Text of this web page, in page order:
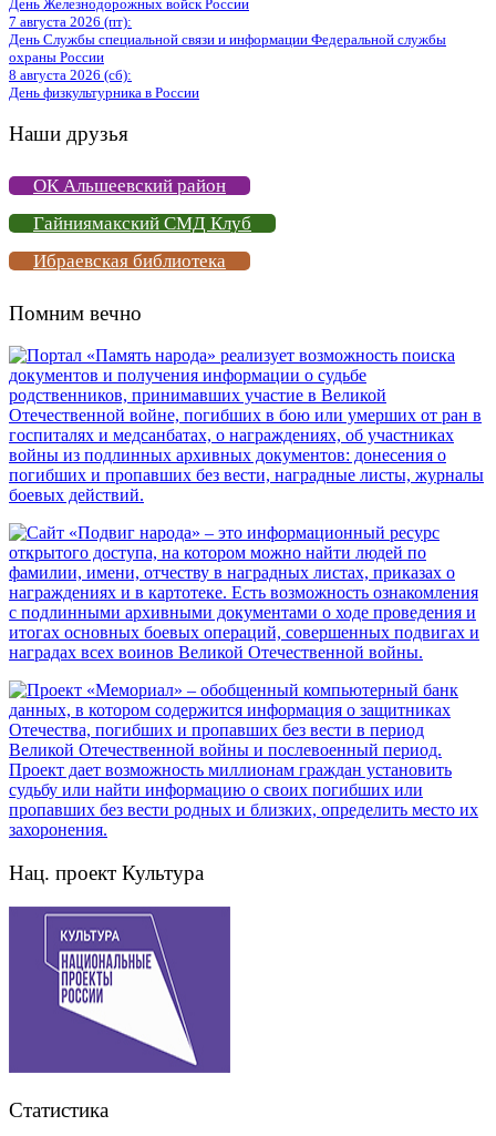
День Железнодорожных войск России
7 августа 2026 (пт):
День Службы специальной связи и информации Федеральной службы
охраны России
8 августа 2026 (сб):
День физкультурника в России
Наши друзья
ОК Альшеевский район
Гайниямакский СМД Клуб
Ибраевская библиотека
Помним вечно
Нац. проект Культура
Статистика